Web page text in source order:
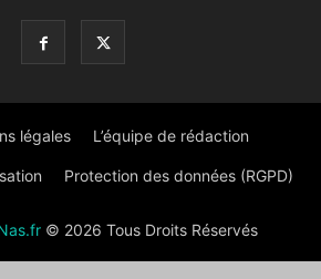
légales L’équipe de rédaction
Protection des données (RGPD)
© 2026 Tous Droits Réservés